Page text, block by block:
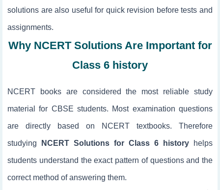
solutions are also useful for quick revision before tests and
assignments.
Why NCERT Solutions Are Important for
Class 6 history
NCERT books are considered the most reliable study
material for CBSE students. Most examination questions
are directly based on NCERT textbooks. Therefore
studying NCERT Solutions for Class 6 history helps
students understand the exact pattern of questions and the
correct method of answering them.